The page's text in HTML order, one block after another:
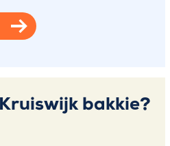
bakkie?